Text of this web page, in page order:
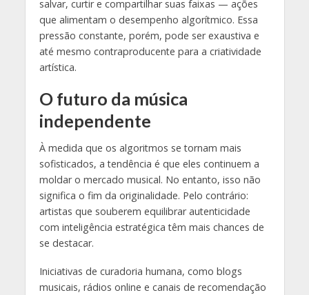
salvar, curtir e compartilhar suas faixas — ações
que alimentam o desempenho algorítmico. Essa
pressão constante, porém, pode ser exaustiva e
até mesmo contraproducente para a criatividade
artística.
O futuro da música
independente
À medida que os algoritmos se tornam mais
sofisticados, a tendência é que eles continuem a
moldar o mercado musical. No entanto, isso não
significa o fim da originalidade. Pelo contrário:
artistas que souberem equilibrar autenticidade
com inteligência estratégica têm mais chances de
se destacar.
Iniciativas de curadoria humana, como blogs
musicais, rádios online e canais de recomendação